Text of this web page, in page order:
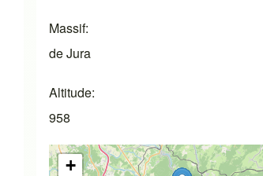
Massif
de Jura
Altitude
958
+